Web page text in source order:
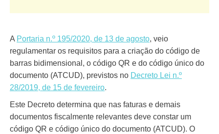
A Portaria n.º 195/2020, de 13 de agosto, veio
regulamentar os requisitos para a criação do código de
barras bidimensional, o código QR e do código único do
documento (ATCUD), previstos no Decreto Lei n.º
28/2019, de 15 de fevereiro.
Este Decreto determina que nas faturas e demais
documentos fiscalmente relevantes deve constar um
código QR e código único do documento (ATCUD). O